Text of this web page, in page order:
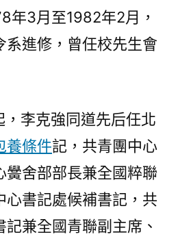
年3月至1982年2月，
系進修，曾任校先生會
李克強同道先后任北
養條件記，共青團中心
黌舍部部長兼全國粹聯
心書記處候補書記，共
兼全國青聯副主席、